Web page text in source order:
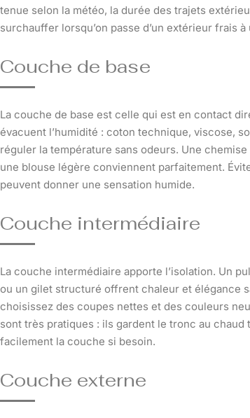
tenue selon la météo, la durée des trajets
surchauffer lorsqu’on passe d’un extérieur frais
Couche de base
La couche de base est celle qui est en contact
évacuent l’humidité : coton technique, viscose,
réguler la température sans odeurs. Une
une blouse légère conviennent parfaitement.
peuvent donner une sensation humide.
Couche intermédiaire
La couche intermédiaire apporte l’isolation. Un
ou un gilet structuré offrent chaleur et élégance
choisissez des coupes nettes et des couleurs
sont très pratiques : ils gardent le tronc au
facilement la couche si besoin.
Couche externe